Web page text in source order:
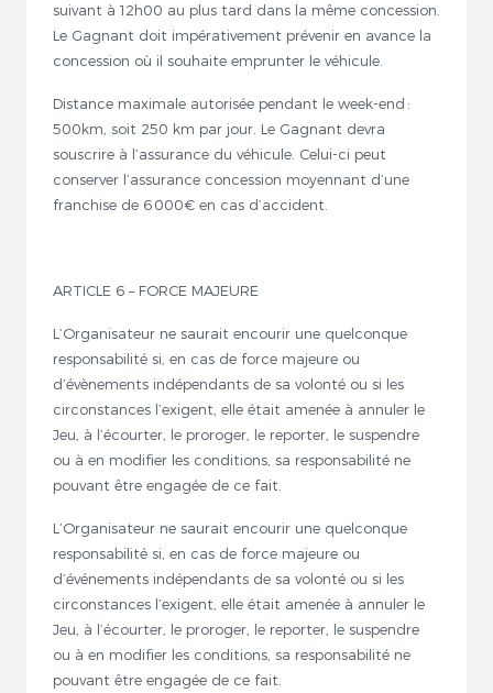
suivant à 12h00 au plus tard dans la même concession.
Le Gagnant doit impérativement prévenir en avance la
concession où il souhaite emprunter le véhicule.
Distance maximale autorisée pendant le week-end :
500km, soit 250 km par jour. Le Gagnant devra
souscrire à l’assurance du véhicule. Celui-ci peut
conserver l’assurance concession moyennant d’une
franchise de 6 000€ en cas d’accident.
ARTICLE 6 – FORCE MAJEURE
L’Organisateur ne saurait encourir une quelconque
responsabilité si, en cas de force majeure ou
d’évènements indépendants de sa volonté ou si les
circonstances l’exigent, elle était amenée à annuler le
Jeu, à l’écourter, le proroger, le reporter, le suspendre
ou à en modifier les conditions, sa responsabilité ne
pouvant être engagée de ce fait.
L’Organisateur ne saurait encourir une quelconque
responsabilité si, en cas de force majeure ou
d’événements indépendants de sa volonté ou si les
circonstances l’exigent, elle était amenée à annuler le
Jeu, à l’écourter, le proroger, le reporter, le suspendre
ou à en modifier les conditions, sa responsabilité ne
pouvant être engagée de ce fait.